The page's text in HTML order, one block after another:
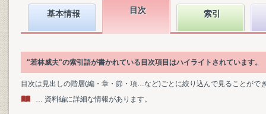
基本情報 目次 索引
"若林威夫"の索引語が書かれている目次項目はハイライトされています。
目次は見出しの階層(編・章・節・項…など)ごとに絞り込んで見ることがで
… 資料編に詳細な情報があります。